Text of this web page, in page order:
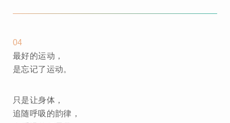
04
最好的运动，
是忘记了运动。
只是让身体，
追随呼吸的韵律，